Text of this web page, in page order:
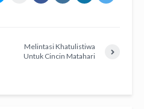
Melintasi Khatulistiwa
Untuk Cincin Matahari